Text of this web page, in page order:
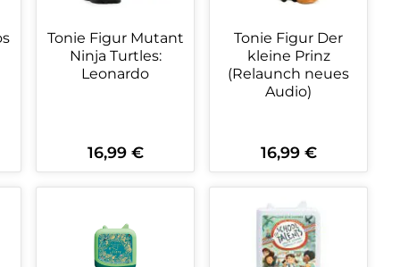
ein oder benutze dieWert ein oder benutze
Gib den gewünschten Wert
Tonie Figur Mutant
Ninja Turtles:
Leonardo
Regulärer Preis:
16,99 €
Produkt Anzahl: Gib den
Tonie Figur Der
kleine Prinz
(Relaunch neues
Audio)
Regulärer Preis:
16,99 €
Produkt